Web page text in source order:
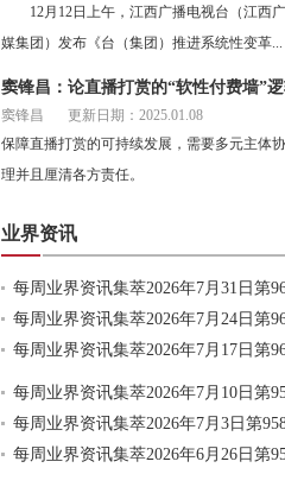
12月12日上午，江西广播电视台（江西
媒集团）发布《台（集团）推进系统性变革...
窦锋昌：论直播打赏的“软性付费墙”
窦锋昌
更新日期：2025.01.08
保障直播打赏的可持续发展，需要多元主体
理并且厘清各方责任。
业界资讯
每周业界资讯集萃2026年7月31日第
每周业界资讯集萃2026年7月24日第
每周业界资讯集萃2026年7月17日第
每周业界资讯集萃2026年7月10日第
每周业界资讯集萃2026年7月3日第
每周业界资讯集萃2026年6月26日第